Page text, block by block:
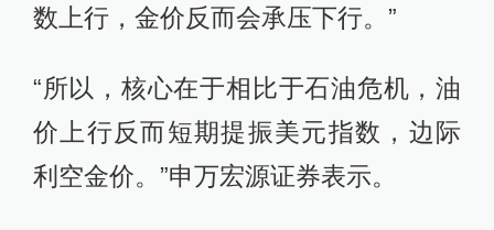
数上行，金价反而会承压下行。”
“所以，核心在于相比于石油危机，油
价上行反而短期提振美元指数，边际
利空金价。”申万宏源证券表示。